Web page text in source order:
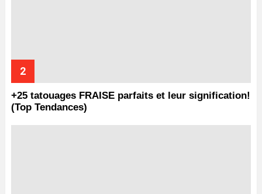
+25 tatouages ​​FRAISE parfaits et leur signification!
(Top Tendances)